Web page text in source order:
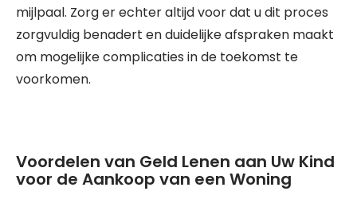
mijlpaal. Zorg er echter altijd voor dat u dit proces
zorgvuldig benadert en duidelijke afspraken maakt
om mogelijke complicaties in de toekomst te
voorkomen.
Voordelen van Geld Lenen aan Uw Kind
voor de Aankoop van een Woning